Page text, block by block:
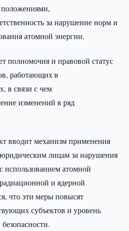
положениями,
за нарушение норм и
атомной энергии.
полномочия и правовой статус
работающих в
в связи с чем
изменений в ряд
вводит механизм применения
лицам за нарушения
использованием атомной
и ядерной
что эти меры повысят
субъектов и уровень